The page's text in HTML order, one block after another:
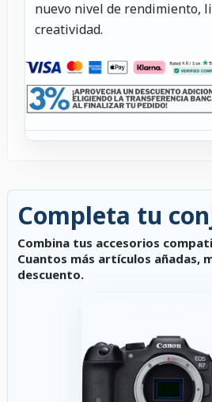
nuevo nivel de rendimiento,
creatividad.
Completa tu
Combina tus accesorios
Cuantos más artículos añadas,
descuento.